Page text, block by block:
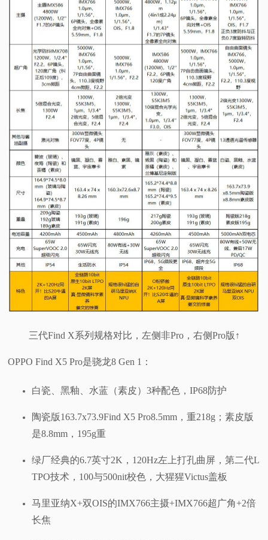
三代Find X系列规格对比，左侧非Pro，右侧Pro版↑
OPPO Find X5 Pro是骁龙8 Gen 1：
白瓷、黑釉、水蓝（素皮）3种配色，IP68防护
陶瓷版163.7x73.9Find X5 Pro8.5mm，重218g；素皮版
是8.8mm，195g重
绿厂经典的6.7英寸2K，120Hz左上打孔曲屏，第二代L
TPO技术，100与500nit校色，大猩猩Victus盖板
马里亚纳X+双OIS的IMX766主摄+IMX766超广角+2倍
长焦